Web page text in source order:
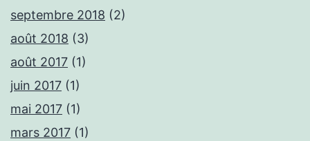
septembre 2018 (2)
août 2018 (3)
août 2017 (1)
juin 2017 (1)
mai 2017 (1)
mars 2017 (1)